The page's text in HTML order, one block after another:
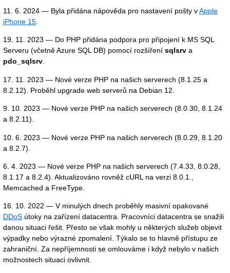
11. 6. 2024 — Byla přidána nápověda pro nastavení pošty vApple
iPhone 15
19. 11. 2023 — Do PHP přidána podpora pro připojení k MS SQL
Serveru (včetně Azure SQL DB) pomocí rozšíření sqlsrv a
pdo_sqlsrv.
17. 11. 2023 — Nové verze PHP na našich serverech (8.1.25 a
8.2.12). Proběhl upgrade web serverů na Debian 12.
9. 10. 2023 — Nové verze PHP na našich serverech (8.0.30, 8.1.24
a 8.2.11).
10. 6. 2023 — Nové verze PHP na našich serverech (8.0.29, 8.1.20
a 8.2.7).
6. 4. 2023 — Nové verze PHP na našich serverech (7.4.33, 8.0.28,
8.1.17 a 8.2.4). Aktualizováno rovněž cURL na verzi 8.0.1.,
Memcached a FreeType.
16. 10. 2022 — V minulých dnech proběhly masivní opakované
DDoS útoky na zařízení datacentra. Pracovníci datacentra se snažili
danou situaci řešit. Přesto se však mohly u některých služeb objevit
výpadky nebo výrazné zpomalení. Týkalo se to hlavně přístupu ze
zahraniční. Za nepříjemnosti se omlouváme i když nebylo v našich
možnostech situaci ovlivnit.